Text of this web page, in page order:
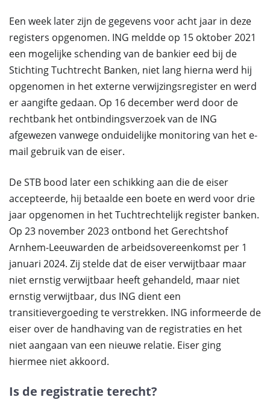
Een week later zijn de gegevens voor acht jaar in deze
registers opgenomen. ING meldde op 15 oktober 2021
een mogelijke schending van de bankier eed bij de
Stichting Tuchtrecht Banken, niet lang hierna werd hij
opgenomen in het externe verwijzingsregister en werd
er aangifte gedaan. Op 16 december werd door de
rechtbank het ontbindingsverzoek van de ING
afgewezen vanwege onduidelijke monitoring van het e-
mail gebruik van de eiser.
De STB bood later een schikking aan die de eiser
accepteerde, hij betaalde een boete en werd voor drie
jaar opgenomen in het Tuchtrechtelijk register banken.
Op 23 november 2023 ontbond het Gerechtshof
Arnhem-Leeuwarden de arbeidsovereenkomst per 1
januari 2024. Zij stelde dat de eiser verwijtbaar maar
niet ernstig verwijtbaar heeft gehandeld, maar niet
ernstig verwijtbaar, dus ING dient een
transitievergoeding te verstrekken. ING informeerde de
eiser over de handhaving van de registraties en het
niet aangaan van een nieuwe relatie. Eiser ging
hiermee niet akkoord.
Is de registratie terecht?